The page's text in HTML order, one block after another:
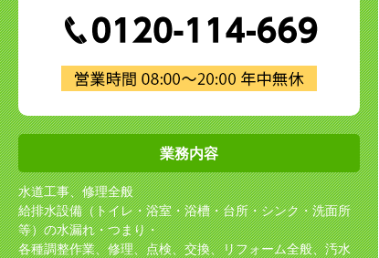
業務内容
水道工事、修理全般
給排水設備（トイレ・浴室・浴槽・台所・シンク・洗面所
等）の水漏れ・つまり・
各種調整作業、修理、点検、交換、リフォーム全般、汚水